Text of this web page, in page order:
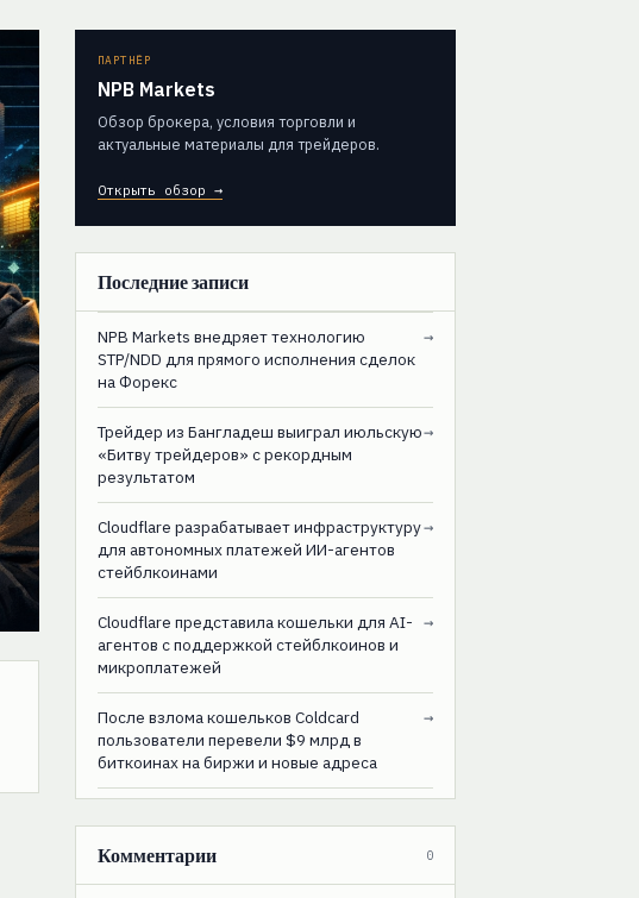
ПАРТНЁР
NPB Markets
Обзор брокера, условия торговли и
актуальные материалы для трейдеров.
Открыть обзор →
Последние записи
NPB Markets внедряет технологию
STP/NDD для прямого исполнения сделок
на Форекс
→
Трейдер из Бангладеш выиграл июльскую
«Битву трейдеров» с рекордным
результатом
→
Cloudflare разрабатывает инфраструктуру
для автономных платежей ИИ-агентов
стейблкоинами
→
Cloudflare представила кошельки для AI-
агентов с поддержкой стейблкоинов и
микроплатежей
→
После взлома кошельков Coldcard
пользователи перевели $9 млрд в
биткоинах на биржи и новые адреса
→
Комментарии 0